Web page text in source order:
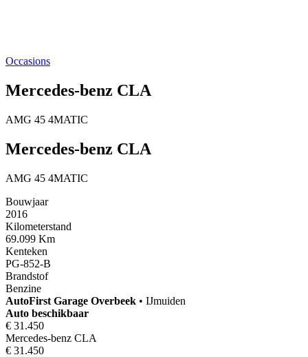
Occasions
Mercedes-benz CLA
AMG 45 4MATIC
Mercedes-benz CLA
AMG 45 4MATIC
Bouwjaar
2016
Kilometerstand
69.099 Km
Kenteken
PG-852-B
Brandstof
Benzine
AutoFirst Garage Overbeek • IJmuiden
Auto beschikbaar
€ 31.450
Mercedes-benz CLA
€ 31.450